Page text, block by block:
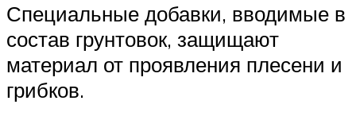
Специальные добавки, вводимые в
состав грунтовок, защищают
материал от проявления плесени и
грибков.